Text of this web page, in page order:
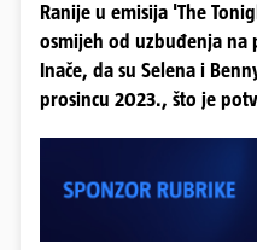
Ranije u emisija 'The
osmijeh od uzbuđenja na
Inače, da su Selena i
prosincu 2023., što je